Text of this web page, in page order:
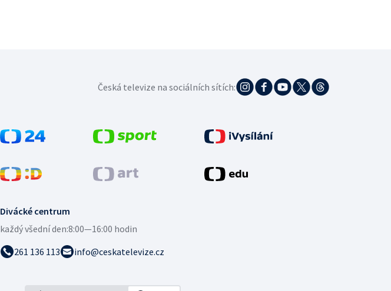
Divácké centrum
každý všední den:8:00—16:00 hodin
261 136 113
info@ceskatelevize.cz
Česká televize na sociálních sítích: